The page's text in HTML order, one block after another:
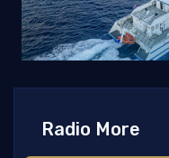
Radio More